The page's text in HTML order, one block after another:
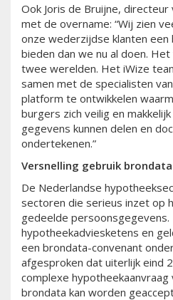
Ook Joris de Bruijne, directeur
met de overname: “Wij zien
onze wederzijdse klanten
bieden dan we nu al doen.
twee werelden. Het iWize
samen met de specialisten
platform te ontwikkelen
burgers zich veilig en
gegevens kunnen delen en
ondertekenen.”
Versnelling gebruik
De Nederlandse
sectoren die serieus inzet op
gedeelde
hypotheekadviesketens en
een brondata-convenant
afgesproken dat uiterlijk eind
complexe hypotheekaanvraag
brondata kan worden